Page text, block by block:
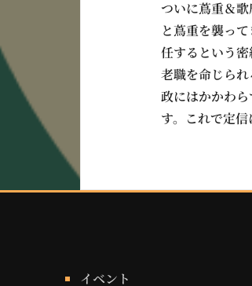
ついに蔦重＆
と蔦重を襲っ
任するという
老職を命じら
政にはかかわ
す。これで定
イベント